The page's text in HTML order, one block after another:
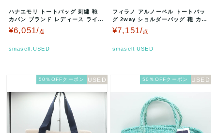
ハナエモリ トートバッグ 刺繍 鞄
カバン ブランド レディース ライト
グレー HANAE MORI…
¥6,051/点
smasell.USED
フィラノ アルノーベル トートバッ
グ 2way ショルダーバッグ 鞄 カバ
ン ブランド レディース …
¥7,151/点
smasell.USED
50％OFFクーポン 50％OFFクーポン